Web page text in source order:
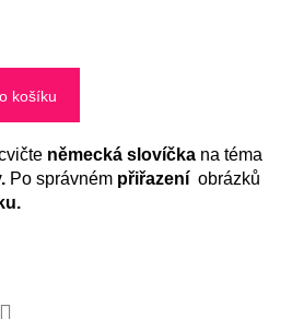
košíku
německá slovíčka na téma
Po správném přiřazení obrázků